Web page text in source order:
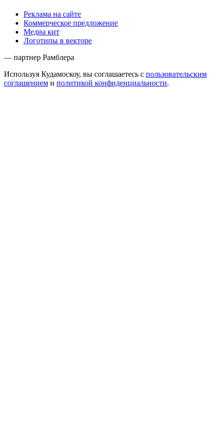
Реклама на сайте
Коммерческое предложение
Медиа кит
Логотипы в векторе
— партнер Рамблера
Используя Кудамоскоу, вы соглашаетесь с пользовательским
соглашением и политикой конфиденциальности.